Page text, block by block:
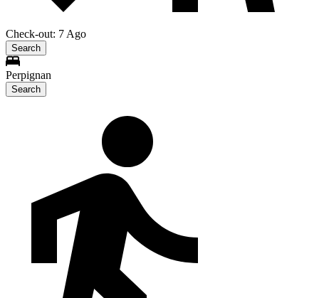
Check-out: 7 Ago
Search
Perpignan
Search